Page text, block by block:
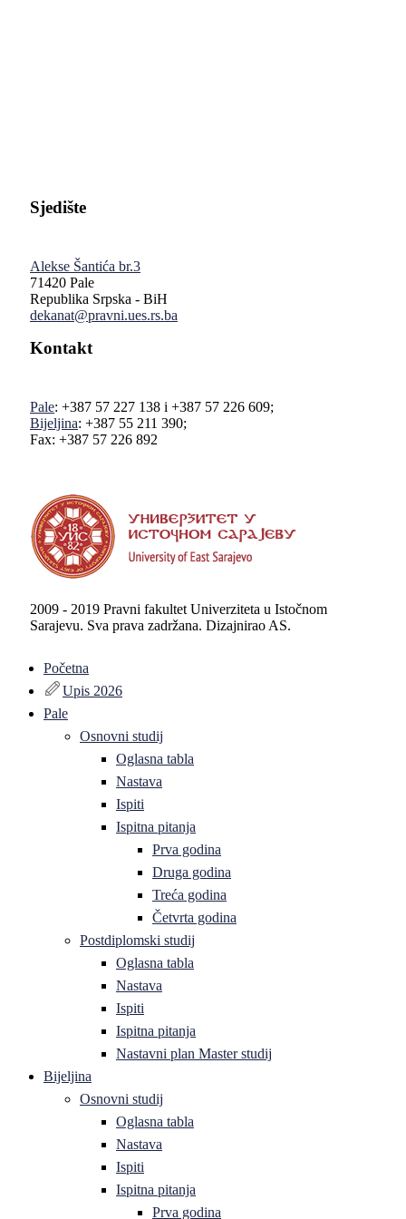
Sjedište
Alekse Šantića br.3
71420 Pale
Republika Srpska - BiH
dekanat@pravni.ues.rs.ba
Kontakt
Pale: +387 57 227 138 i +387 57 226 609;
Bijeljina: +387 55 211 390;
Fax: +387 57 226 892
2009 - 2019 Pravni fakultet Univerziteta u Istočnom
Sarajevu. Sva prava zadržana. Dizajnirao AS.
Početna
Upis 2026
Pale
Osnovni studij
Oglasna tabla
Nastava
Ispiti
Ispitna pitanja
Prva godina
Druga godina
Treća godina
Četvrta godina
Postdiplomski studij
Oglasna tabla
Nastava
Ispiti
Ispitna pitanja
Nastavni plan Master studij
Bijeljina
Osnovni studij
Oglasna tabla
Nastava
Ispiti
Ispitna pitanja
Prva godina